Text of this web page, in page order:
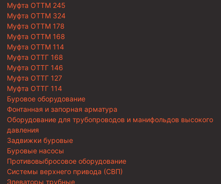
Муфта ОТТМ 245
Муфта ОТТМ 324
Муфта ОТТМ 178
Муфта ОТТМ 168
Муфта ОТТМ 114
Муфта ОТТГ 168
Муфта ОТТГ 146
Муфта ОТТГ 127
Муфта ОТТГ 114
Буровое оборудование
Фонтанная и запорная арматура
Оборудование для трубопроводов и манифольдов высокого
давления
Задвижки буровые
Буровые насосы
Противовыбросовое оборудование
Системы верхнего привода (СВП)
Элеваторы трубные